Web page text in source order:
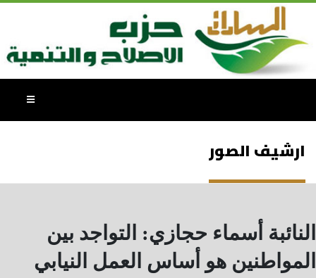
ارشيف الصور
النائبة أسماء حجازي: التواجد بين
المواطنين هو أساس العمل النيابي